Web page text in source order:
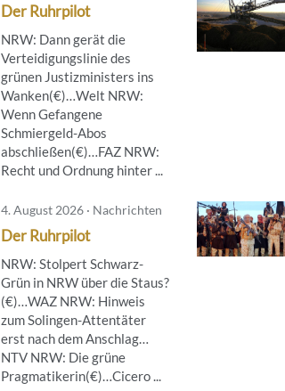
Der Ruhrpilot
NRW: Dann gerät die
Verteidigungslinie des
grünen Justizministers ins
Wanken(€)…Welt NRW:
Wenn Gefangene
Schmiergeld-Abos
abschließen(€)…FAZ NRW:
Recht und Ordnung hinter ...
4. August 2026 · Nachrichten
Der Ruhrpilot
NRW: Stolpert Schwarz-
Grün in NRW über die Staus?
(€)…WAZ NRW: Hinweis
zum Solingen-Attentäter
erst nach dem Anschlag…
NTV NRW: Die grüne
Pragmatikerin(€)…Cicero ...